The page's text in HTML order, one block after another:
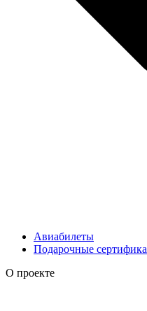
Авиабилеты
Подарочные
О проекте